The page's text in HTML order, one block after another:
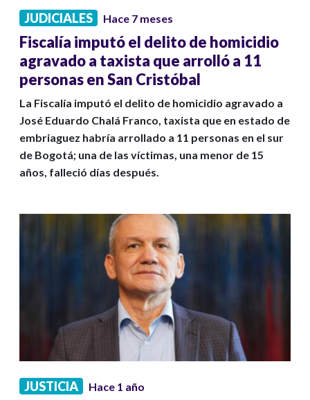
JUDICIALES Hace 7 meses
Fiscalía imputó el delito de homicidio
agravado a taxista que arrolló a 11
personas en San Cristóbal
La Fiscalía imputó el delito de homicidio agravado a
José Eduardo Chalá Franco, taxista que en estado de
embriaguez habría arrollado a 11 personas en el sur
de Bogotá; una de las víctimas, una menor de 15
años, falleció días después.
JUSTICIA Hace 1 año